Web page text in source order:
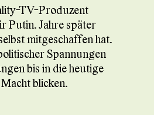
TV-Produzent
Putin. Jahre später
mitgeschaffen hat.
Spannungen
bis in die heutige
blicken.